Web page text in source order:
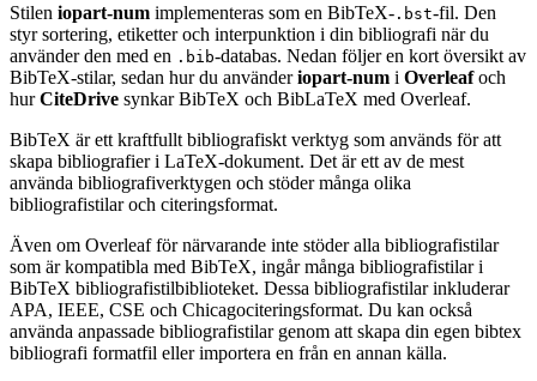
Stilen iopart-num implementeras som en BibTeX- .bst-fil. Den
styr sortering, etiketter och interpunktion i din bibliografi när du
använder den med en .bib-databas. Nedan följer en kort översikt av
BibTeX-stilar, sedan hur du använderiopart-num i Overleafoch
hurCiteDrive synkar BibTeX och BibLaTeX med Overleaf.
BibTeX är ett kraftfullt bibliografiskt verktyg som används för att
skapa bibliografier i LaTeX-dokument. Det är ett av de mest
använda bibliografiverktygen och stöder många olika
bibliografistilar och citeringsformat.
Även om Overleaf för närvarande inte stöder alla bibliografistilar
som är kompatibla med BibTeX, ingår många bibliografistilar i
BibTeX bibliografistilbiblioteket. Dessa bibliografistilar inkluderar
APA, IEEE, CSE och Chicagociteringsformat. Du kan också
använda anpassade bibliografistilar genom att skapa din egen bibtex
bibliografi formatfil eller importera en från en annan källa.